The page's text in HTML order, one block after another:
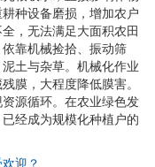
种设备磨损，增加农户
，无法满足大面积农田
靠机械捡拾、振动筛
土与杂草。机械化作业
膜，大程度降低膜害。
源循环。在农业绿色发
经成为规模化种植户的
迎？